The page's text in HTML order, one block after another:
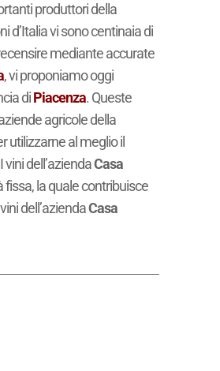
produttori della
d’Italia vi sono centinaia di
mediante accurate
, vi proponiamo oggi
diPiacenza. Queste
agricole della
utilizzarne al meglio il
dell’aziendaCasa
la quale contribuisce
dell’aziendaCasa